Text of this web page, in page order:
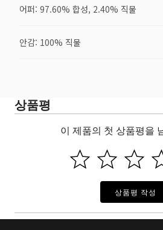
어퍼: 97.60% 합성, 2.40% 직물
안감: 100% 직물
상품평
이 제품의 첫 상품평을
상품평 작성